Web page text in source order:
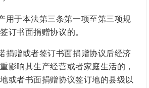
用于本法第三条第一项至第三项规
订书面捐赠协议的。
捐赠或者签订书面捐赠协议后经济
影响其生产经营或者家庭生活的，
或者书面捐赠协议签订地的县级以